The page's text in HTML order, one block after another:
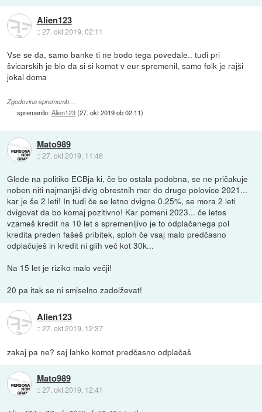
Alien123
::27. okt 2019, 02:11
Vse se da, samo banke ti ne bodo tega povedale.. tudi pri
švicarskih je blo da si si komot v eur spremenil, samo folk je rajši
jokal doma
Zgodovina sprememb…
spremenilo:Alien123(27. okt 2019 ob 02:11)
Mato989
::27. okt 2019, 11:46
Glede na politiko ECBja ki, če bo ostala podobna, se ne pričakuje
noben niti najmanjši dvig obrestnih mer do druge polovice 2021...
kar je še 2 leti! In tudi če se letno dvigne 0.25%, se mora 2 leti
dvigovat da bo komaj pozitivno! Kar pomeni 2023... če letos
vzameš kredit na 10 let s spremenljivo je to odplačanega pol
kredita preden fašeš pribitek, sploh če vsaj malo predčasno
odplačuješ in kredit ni glih več kot 30k...
Na 15 let je riziko malo večji!
20 pa itak se ni smiselno zadolževat!
Alien123
::27. okt 2019, 12:37
zakaj pa ne? saj lahko komot predčasno odplačaš
Mato989
::27. okt 2019, 12:41